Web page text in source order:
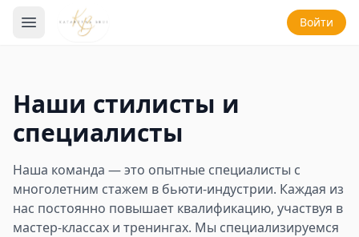
Войти
Наши стилисты и
специалисты
Наша команда — это опытные специалисты с
многолетним стажем в бьюти-индустрии. Каждая из
нас постоянно повышает квалификацию, участвуя в
мастер-классах и тренингах. Мы специализируемся